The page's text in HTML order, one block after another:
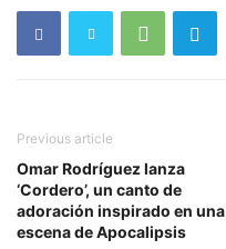
Previous article
Omar Rodríguez lanza
‘Cordero’, un canto de
adoración inspirado en una
escena de Apocalipsis